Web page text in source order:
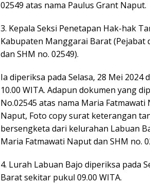
02549 atas nama Paulus Grant Naput.
3. Kepala Seksi Penetapan Hak-hak
Kabupaten Manggarai Barat (Pejabat
dan SHM no. 02549).
Ia diperiksa pada Selasa, 28 Mei
10.00 WITA. Adapun dokumen yang
No.02545 atas nama Maria
Naput, Foto copy surat keterangan
bersengketa dari kelurahan Labuan
Maria Fatmawati Naput dan SHM no.
4. Lurah Labuan Bajo diperiksa pada
Barat sekitar pukul 09.00 WITA.